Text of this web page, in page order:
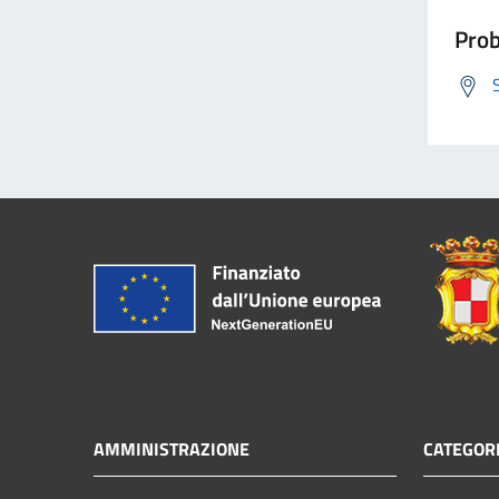
AMMINISTRAZIONE